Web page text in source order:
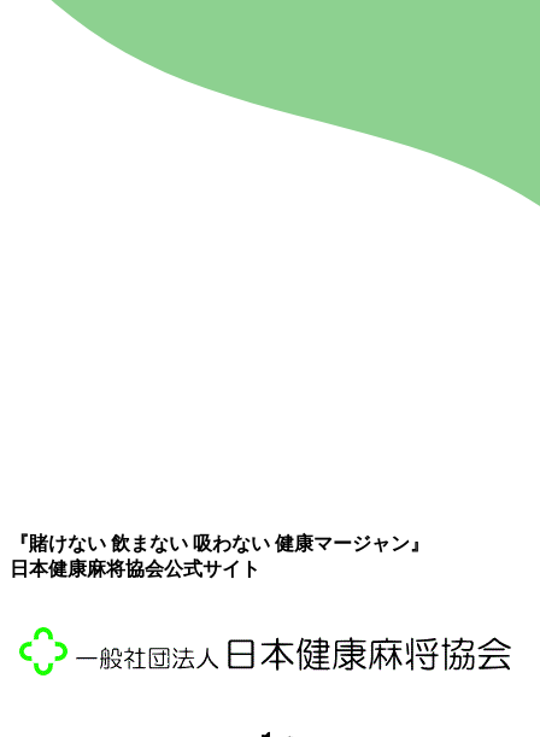
『賭けない 飲まない 吸わない 健康マージャン』
日本健康麻将協会公式サイト